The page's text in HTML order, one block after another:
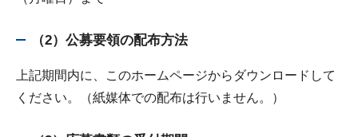
（2）公募要領の配布方法
上記期間内に、このホームページからダウンロードして
ください。（紙媒体での配布は行いません。）